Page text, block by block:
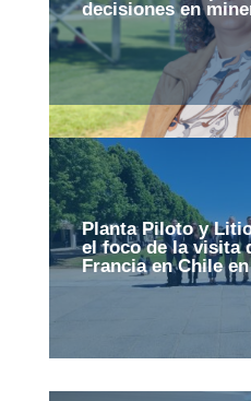
decisiones en
Planta Piloto y
el foco de la visita
Francia en Chile